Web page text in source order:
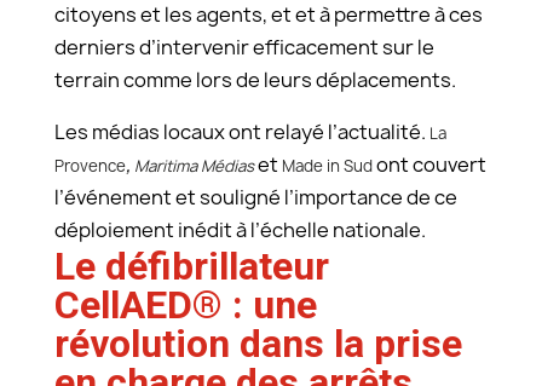
citoyens et les agents, et et à permettre à ces
derniers d’intervenir efficacement sur le
terrain comme lors de leurs déplacements.
Les médias locaux ont relayé l’actualité. La
Provence, Maritima Médiaset Made in Sudont couvert
l’événement et souligné l’importance de ce
déploiement inédit à l’échelle nationale.
Le défibrillateur
CellAED® : une
révolution dans la prise